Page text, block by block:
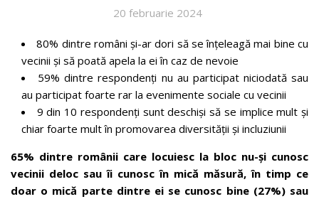
20 februarie 2024
80% dintre români și-ar dori să se înțeleagă mai bine cu
vecinii și să poată apela la ei în caz de nevoie
59% dintre respondenți nu au participat niciodată sau
au participat foarte rar la evenimente sociale cu vecinii
9 din 10 respondenți sunt deschiși să se implice mult și
chiar foarte mult în promovarea diversității și incluziunii
65% dintre românii care locuiesc la bloc nu-și cunosc
vecinii deloc sau îi cunosc în mică măsură, în timp ce
doar o mică parte dintre ei se cunosc bine (27%) sau